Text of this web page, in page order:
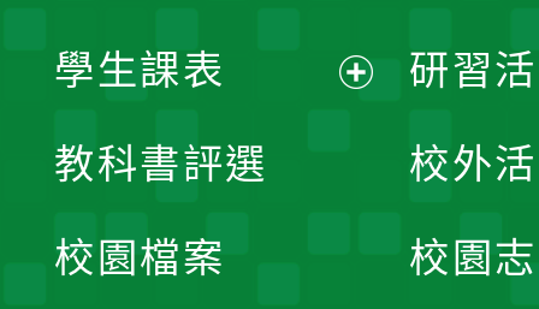
學生課表
教科書評選
校園檔案
研習
校外
校園